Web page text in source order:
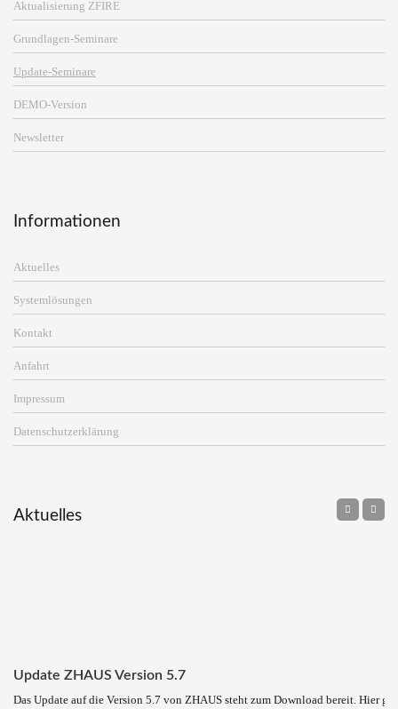
Aktualisierung ZFIRE
Grundlagen-Seminare
Update-Seminare
DEMO-Version
Newsletter
Informationen
Aktuelles
Systemlösungen
Kontakt
Anfahrt
Impressum
Datenschutzerklärung
Aktuelles
Update ZHAUS Version 5.7
Das Update auf die Version 5.7 von ZHAUS steht zum Download bereit. Hier